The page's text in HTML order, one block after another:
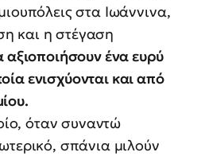
στα Ιωάννινα,
και η στέγαση
ένα ευρύ
ενισχύονται και από
όταν συναντώ
σπάνια μιλούν